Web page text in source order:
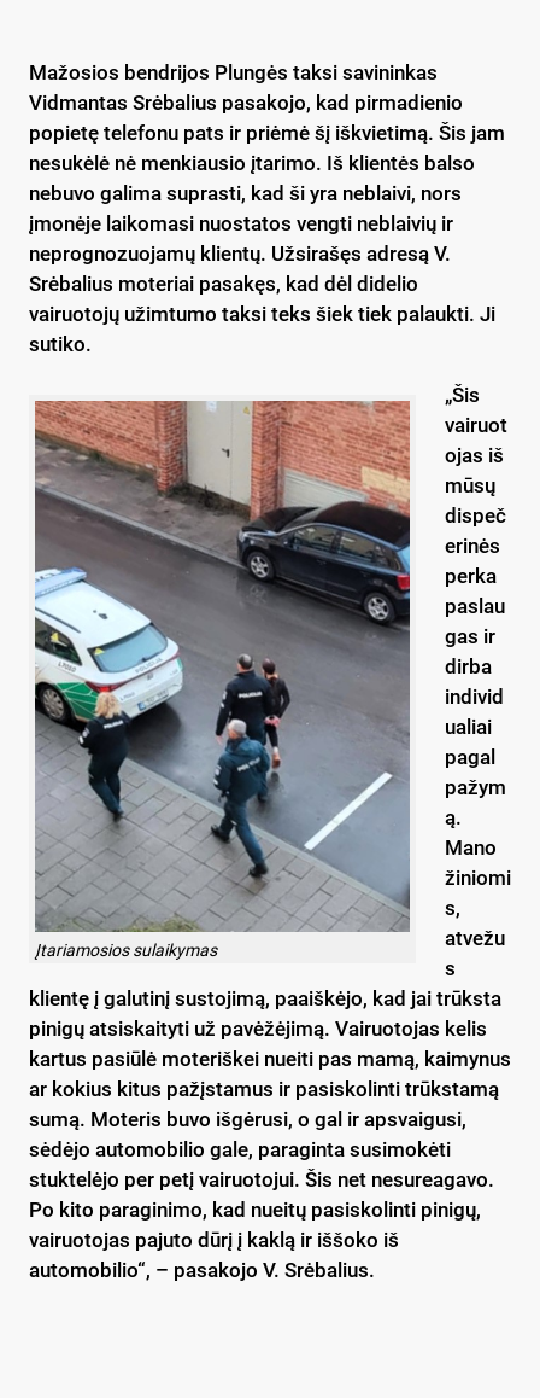
Mažosios bendrijos Plungės taksi savininkas
Vidmantas Srėbalius pasakojo, kad pirmadienio
popietę telefonu pats ir priėmė šį iškvietimą. Šis jam
nesukėlė nė menkiausio įtarimo. Iš klientės balso
nebuvo galima suprasti, kad ši yra neblaivi, nors
įmonėje laikomasi nuostatos vengti neblaivių ir
neprognozuojamų klientų. Užsirašęs adresą V.
Srėbalius moteriai pasakęs, kad dėl didelio
vairuotojų užimtumo taksi teks šiek tiek palaukti. Ji
sutiko.
Įtariamosios sulaikymas
„Šis
vairuot
ojas iš
mūsų
dispeč
erinės
perka
paslau
gas ir
dirba
individ
ualiai
pagal
pažym
ą.
Mano
žiniomi
s,
atvežu
s
klientę į galutinį sustojimą, paaiškėjo, kad jai trūksta
pinigų atsiskaityti už pavėžėjimą. Vairuotojas kelis
kartus pasiūlė moteriškei nueiti pas mamą, kaimynus
ar kokius kitus pažįstamus ir pasiskolinti trūkstamą
sumą. Moteris buvo išgėrusi, o gal ir apsvaigusi,
sėdėjo automobilio gale, paraginta susimokėti
stuktelėjo per petį vairuotojui. Šis net nesureagavo.
Po kito paraginimo, kad nueitų pasiskolinti pinigų,
vairuotojas pajuto dūrį į kaklą ir iššoko iš
automobilio“, – pasakojo V. Srėbalius.